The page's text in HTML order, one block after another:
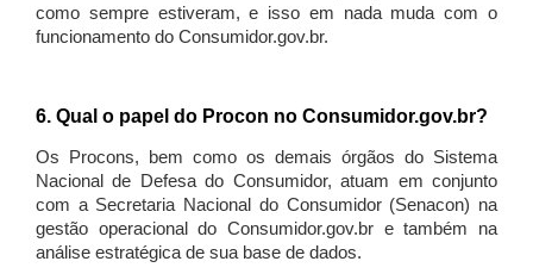
como sempre estiveram, e isso em nada muda com o
funcionamento do Consumidor.gov.br.
6. Qual o papel do Procon no Consumidor.gov.br?
Os Procons, bem como os demais órgãos do Sistema
Nacional de Defesa do Consumidor, atuam em conjunto
com a Secretaria Nacional do Consumidor (Senacon) na
gestão operacional do Consumidor.gov.br e também na
análise estratégica de sua base de dados.